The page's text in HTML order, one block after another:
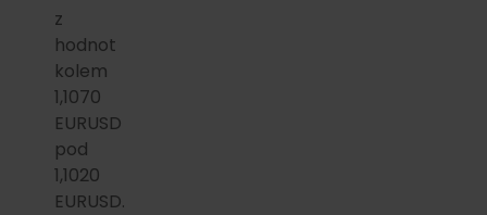
z
hodnot
kolem
1,1070
EURUSD
pod
1,1020
EURUSD.